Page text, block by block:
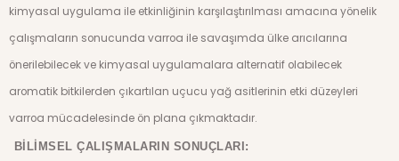
kimyasal uygulama ile etkinliğinin karşılaştırılması amacına yönelik
çalışmaların sonucunda varroa ile savaşımda ülke arıcılarına
önerilebilecek ve kimyasal uygulamalara alternatif olabilecek
aromatik bitkilerden çıkartılan uçucu yağ asitlerinin etki düzeyleri
varroa mücadelesinde ön plana çıkmaktadır.
BİLİMSEL ÇALIŞMALARIN SONUÇLARI: